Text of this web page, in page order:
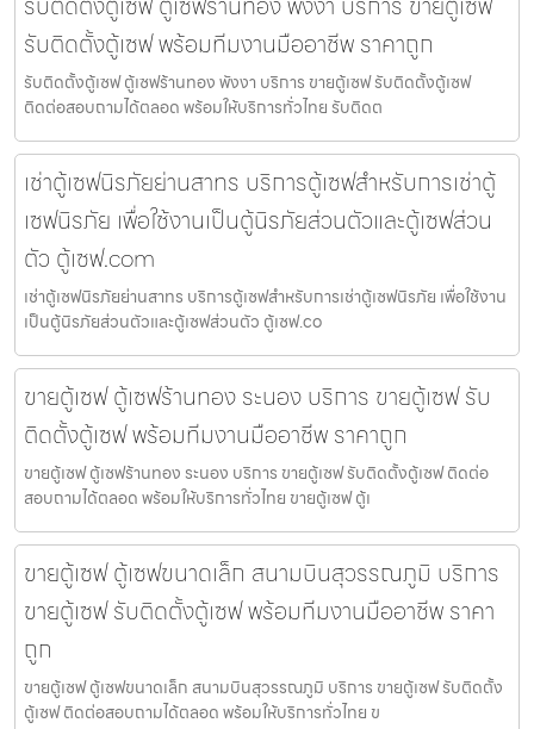
รับติดตั้งตู้เซฟ พร้อมทีมงานมืออาชีพ ราคาถูก
รับติดตั้งตู้เซฟ ตู้เซฟร้านทอง พังงา บริการ ขายตู้เซฟ รับติดตั้งตู้เซฟ
ติดต่อสอบถามได้ตลอด พร้อมให้บริการทั่วไทย รับติดต
เช่าตู้เซฟนิรภัยย่านสาทร บริการตู้เซฟสำหรับการเช่าตู้
เซฟนิรภัย เพื่อใช้งานเป็นตู้นิรภัยส่วนตัวและตู้เซฟส่วน
ตัว ตู้เซฟ.com
เช่าตู้เซฟนิรภัยย่านสาทร บริการตู้เซฟสำหรับการเช่าตู้เซฟนิรภัย เพื่อใช้งาน
เป็นตู้นิรภัยส่วนตัวและตู้เซฟส่วนตัว ตู้เซฟ.co
ขายตู้เซฟ ตู้เซฟร้านทอง ระนอง บริการ ขายตู้เซฟ รับ
ติดตั้งตู้เซฟ พร้อมทีมงานมืออาชีพ ราคาถูก
ขายตู้เซฟ ตู้เซฟร้านทอง ระนอง บริการ ขายตู้เซฟ รับติดตั้งตู้เซฟ ติดต่อ
สอบถามได้ตลอด พร้อมให้บริการทั่วไทย ขายตู้เซฟ ตู้เ
ขายตู้เซฟ ตู้เซฟขนาดเล็ก สนามบินสุวรรณภูมิ บริการ
ขายตู้เซฟ รับติดตั้งตู้เซฟ พร้อมทีมงานมืออาชีพ ราคา
ถูก
ขายตู้เซฟ ตู้เซฟขนาดเล็ก สนามบินสุวรรณภูมิ บริการ ขายตู้เซฟ รับติดตั้ง
ตู้เซฟ ติดต่อสอบถามได้ตลอด พร้อมให้บริการทั่วไทย ข